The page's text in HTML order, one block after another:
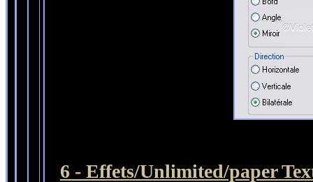
6 - Effets/Unlimited/paper